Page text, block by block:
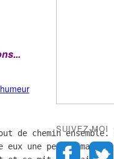
de chemin
une petite
SUIVEZ-MOI